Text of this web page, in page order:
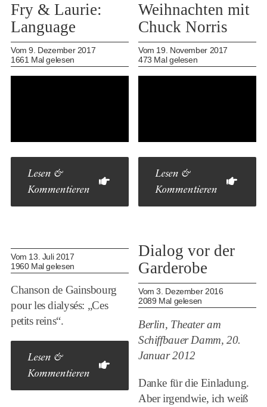
Fry & Laurie:
Language
Vom 9. Dezember 2017
1661 Mal gelesen
Lesen &
Kommentieren
Weihnachten mit
Chuck Norris
Vom 19. November 2017
473 Mal gelesen
Lesen &
Kommentieren
Vom 13. Juli 2017
1960 Mal gelesen
Chanson de Gainsbourg
pour les dialysés: „Ces
petits reins“.
Lesen &
Kommentieren
Dialog vor der
Garderobe
Vom 3. Dezember 2016
2089 Mal gelesen
Berlin, Theater am
Schiffbauer Damm, 20.
Januar 2012
Danke für die Einladung.
Aber irgendwie, ich weiß